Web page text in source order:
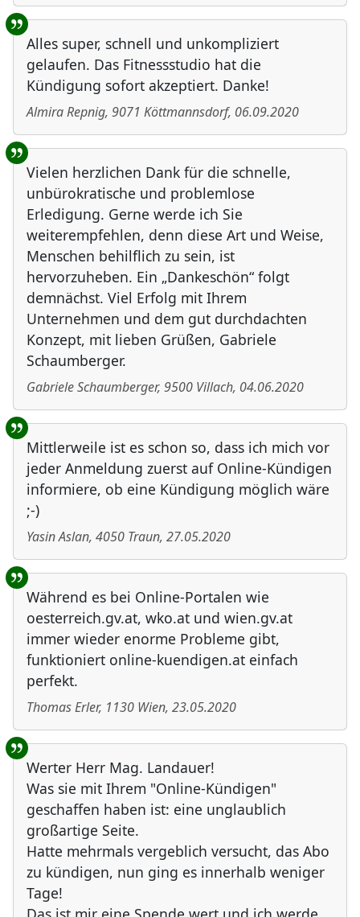
Alles super, schnell und unkompliziert
gelaufen. Das Fitnessstudio hat die
Kündigung sofort akzeptiert. Danke!
Almira Repnig, 9071 Köttmannsdorf, 06.09.2020
Vielen herzlichen Dank für die schnelle,
unbürokratische und problemlose
Erledigung. Gerne werde ich Sie
weiterempfehlen, denn diese Art und Weise,
Menschen behilflich zu sein, ist
hervorzuheben. Ein „Dankeschön“ folgt
demnächst. Viel Erfolg mit Ihrem
Unternehmen und dem gut durchdachten
Konzept, mit lieben Grüßen, Gabriele
Schaumberger.
Gabriele Schaumberger, 9500 Villach, 04.06.2020
Mittlerweile ist es schon so, dass ich mich vor
jeder Anmeldung zuerst auf Online-Kündigen
informiere, ob eine Kündigung möglich wäre
;-)
Yasin Aslan, 4050 Traun, 27.05.2020
Während es bei Online-Portalen wie
oesterreich.gv.at, wko.at und wien.gv.at
immer wieder enorme Probleme gibt,
funktioniert online-kuendigen.at einfach
perfekt.
Thomas Erler, 1130 Wien, 23.05.2020
Werter Herr Mag. Landauer!
Was sie mit Ihrem "Online-Kündigen"
geschaffen haben ist: eine unglaublich
großartige Seite.
Hatte mehrmals vergeblich versucht, das Abo
zu kündigen, nun ging es innerhalb weniger
Tage!